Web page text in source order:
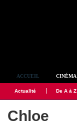
ACCUEIL CINÉMA
Actualité De A à Z
Chloe